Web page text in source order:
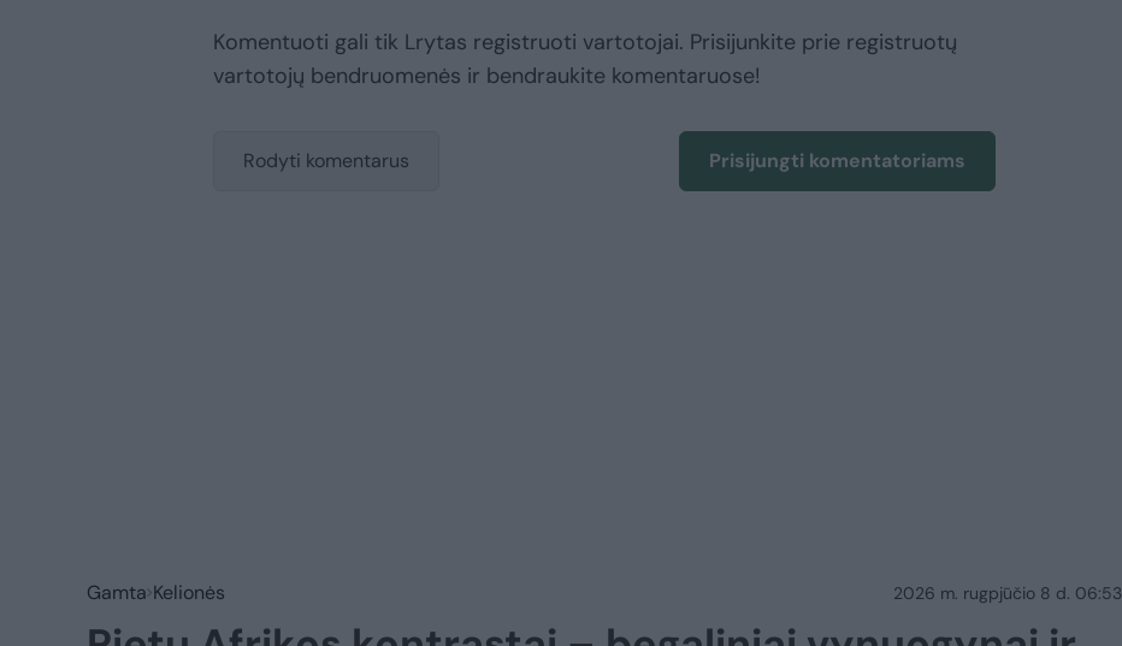
Komentuoti gali tik Lrytas registruoti vartotojai. Prisijunkite prie registruotų
vartotojų bendruomenės ir bendraukite komentaruose!
Rodyti komentarus Prisijungti komentatoriams
Gamta Kelionės 2026 m. rugpjūčio 8 d. 06:53